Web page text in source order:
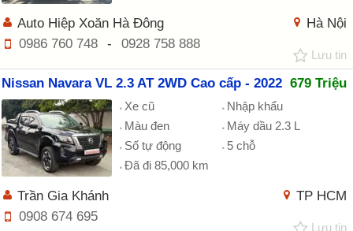
Hà Nội
Auto Hiệp Xoăn Hà Đông
0986 760 748
- 0928 758 888
Lưu tin
Nissan Navara VL 2.3 AT 2WD Cao cấp - 2022 679 Triệu
Xe cũ
Nhập khẩu
Màu đen
Máy dầu 2.3 L
Số tự động
5 chỗ
Đã đi 85,000 km
TP HCM
Trần Gia Khánh
0908 674 695
Lưu tin